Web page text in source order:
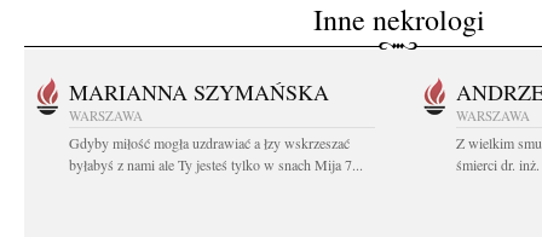
Inne nekrologi
MARIANNA SZYMAŃSKA
WARSZAWA
Gdyby miłość mogła uzdrawiać a łzy wskrzeszać
byłabyś z nami ale Ty jesteś tylko w snach Mija 7...
WARSZAWA
Z wielkim
śmierci dr.